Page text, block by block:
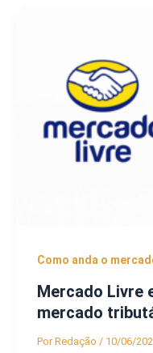
Como anda o
Mercado Livre
mercado
PorRedação / 10/06/